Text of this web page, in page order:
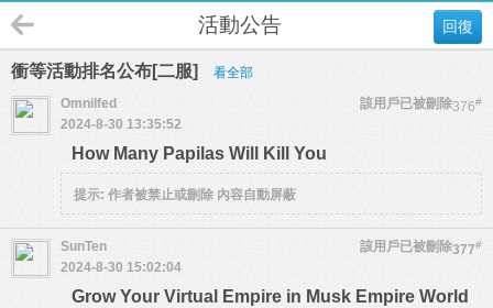
回復
活動公告
衝等活動排名公布[二服] 看全部
376#
Omnilfed
該用戶已被刪除
2024-8-30 13:35:52
How Many Papilas Will Kill You
提示: 作者被禁止或刪除 內容自動屏蔽
377#
SunTen
該用戶已被刪除
2024-8-30 15:02:04
Grow Your Virtual Empire in Musk Empire World